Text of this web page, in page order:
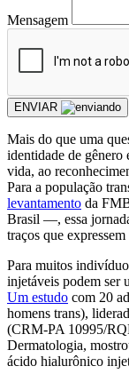
Mensagem
ENVIAR
Mais do que uma
identidade de gênero
vida, ao
Para a população
levantamento da
Brasil —, essa
traços que
Para muitos
injetáveis podem ser
Um estudo com 20
homens trans),
(CRM-PA 10995/
Dermatologia,
ácido hialurônico